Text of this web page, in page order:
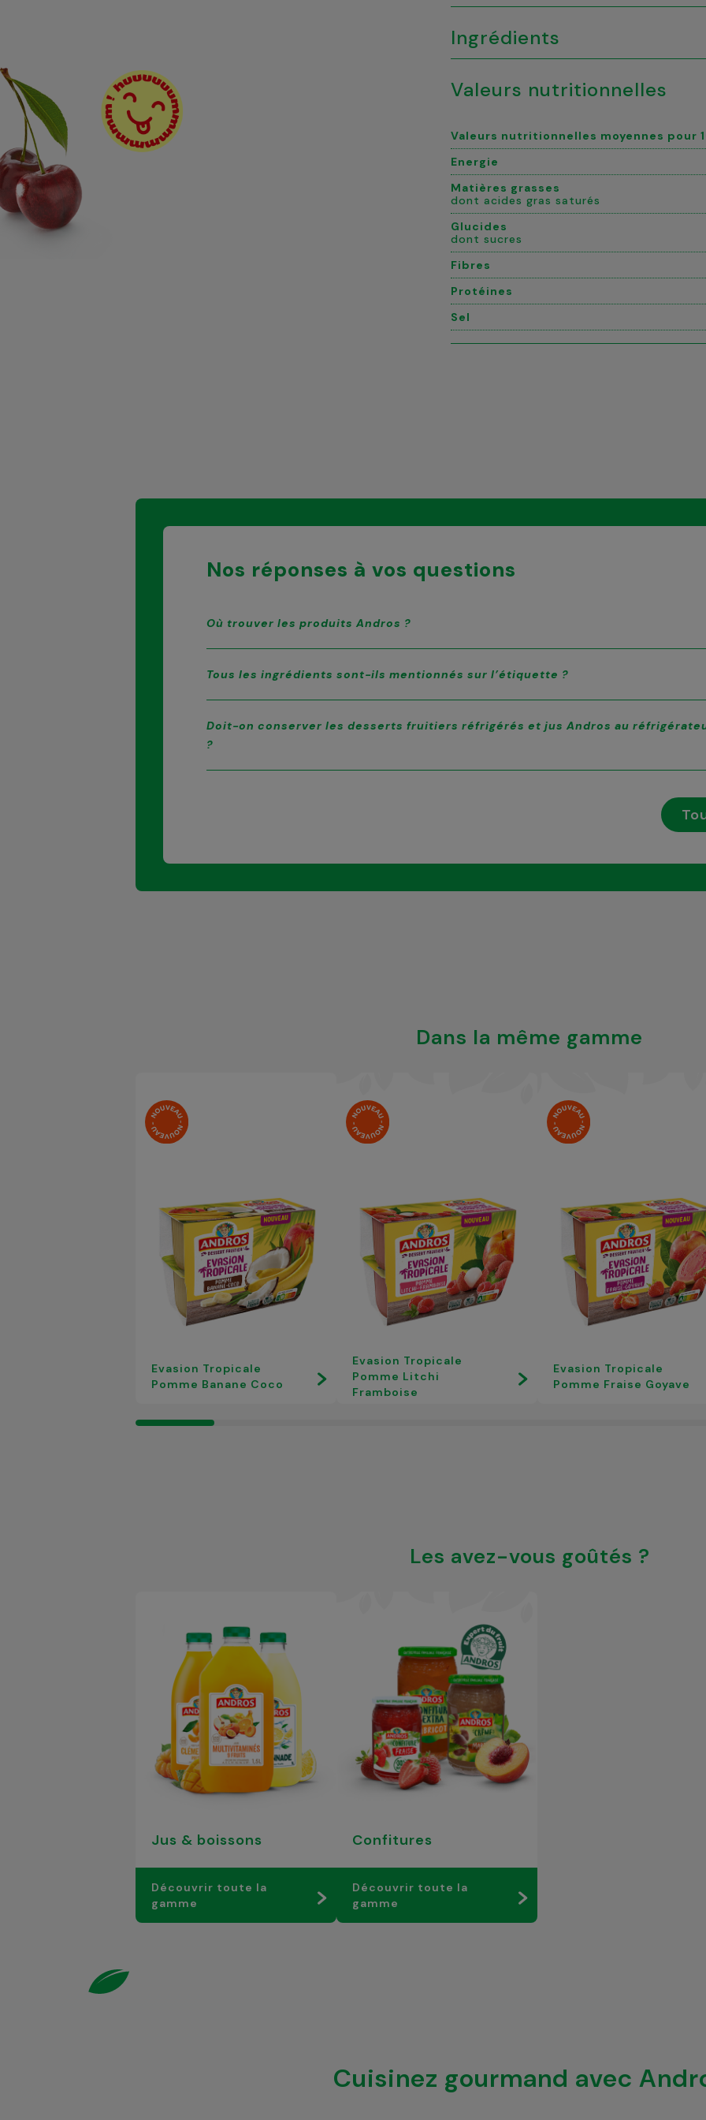
Ingrédients
Valeurs nutritionnelles
Valeurs nutritionnelles moyennes pour
Energie
Matières grasses
dont acides gras saturés
Glucides
dont sucres
Fibres
Protéines
Sel
Nos réponses à vos questions
Où trouver les produits Andros ?
Tous les ingrédients sont-ils mentionnés sur l’étiquette ?
Doit-on conserver les desserts fruitiers réfrigérés et jus Andros au
?
Dans la même gamme
Evasion Tropicale
Pomme Banane Coco
Evasion Tropicale
Pomme Litchi
Framboise
Evasion Tropicale
Pomme Fraise Goyave
Les avez-vous goûtés ?
Jus & boissons
Découvrir toute la
gamme
Confitures
Découvrir toute la
gamme
Cuisinez gourmand avec